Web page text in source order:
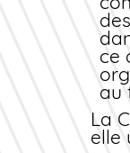
Un
ce
au
La
elle